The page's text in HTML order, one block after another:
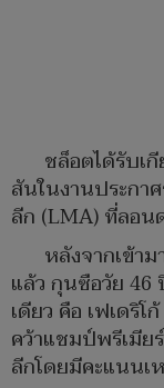
ชล็อตได้รับเ
สันในงานประกา
ลีก (LMA) ที่ลอน
หลังจากเข้า
แล้ว กุนซือวัย
เดียว คือ เฟเดริ
คว้าแชมป์พรีเมีย
ลีกโดยมีคะแนนเ